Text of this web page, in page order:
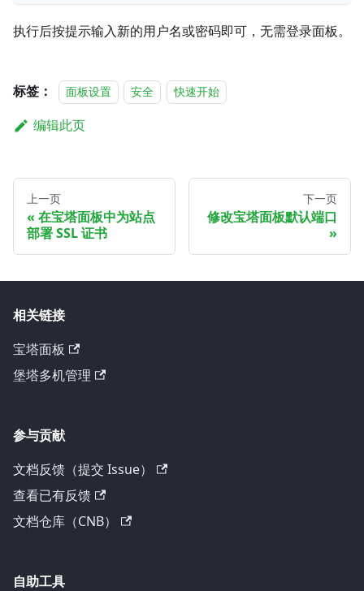
执行后按提示输入新的用户名或密码即可，无需登录面板。
标签： 面板设置 安全 快速开始
编辑此页
上一页
在宝塔面板中为站点
部署 SSL 证书
下一页
修改宝塔面板默认端口
相关链接
宝塔面板
堡塔多机管理
参与贡献
文档反馈（提交 Issue）
查看已有反馈
文档仓库（CNB）
自助工具